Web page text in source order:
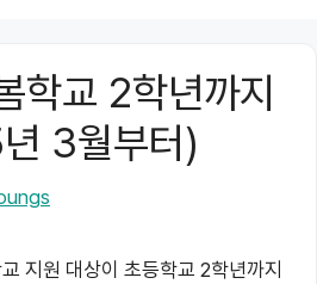
학교 2학년까지
3월부터)
지원 대상이 초등학교 2학년까지